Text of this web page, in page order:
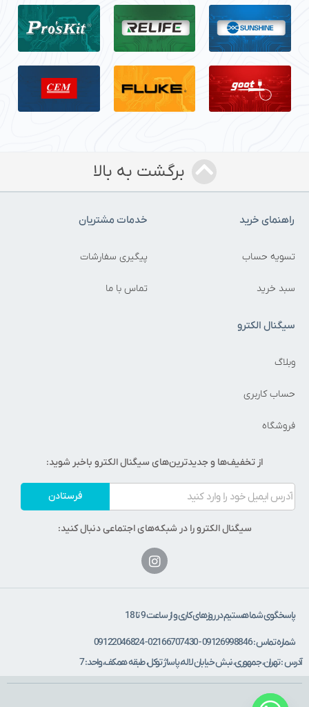
برگشت به بالا
راهنمای خرید
تسویه حساب
سبد خرید
خدمات مشتریان
پیگیری سفارشات
تماس با ما
سیگنال الکترو
وبلاگ
حساب کاربری
فروشگاه
از تخفیف‌ها و جدیدترین‌های سیگنال الکترو باخبر شوید:
فرستادن
سیگنال الکترو را در شبکه‌های اجتماعی دنبال کنید:
پاسخگوی شما هستیم در روزهای کاری و از ساعت 9 تا 18
شماره تماس : 09126998846 - 02166707430 - 09122046824
آدرس : تهران، جمهوری، نبش خیابان لاله، پاساژ توکل، طبقه همکف، واحد: 7